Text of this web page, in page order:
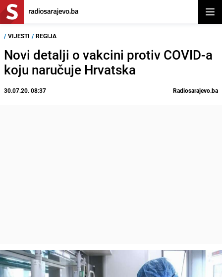
/ VIJESTI / REGIJA
Novi detalji o vakcini protiv COVID-a
koju naručuje Hrvatska
30.07.20. 08:37 Radiosarajevo.ba